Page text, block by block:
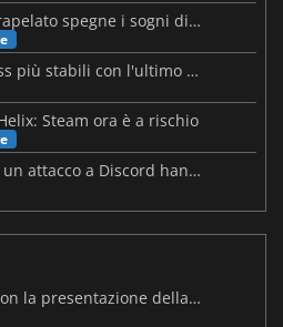
Steam Frame: il prezzo trapelato spegne i sogni di un VR economico
Palworld: Sunreach e boss più stabili con l'ultimo update
Steam ora è a rischio
Le mappe dei malware e un attacco a Discord hanno colpito Meccha Chameleon
MARVEL Tōkon debutta con la presentazione della roadmap per il primo anno